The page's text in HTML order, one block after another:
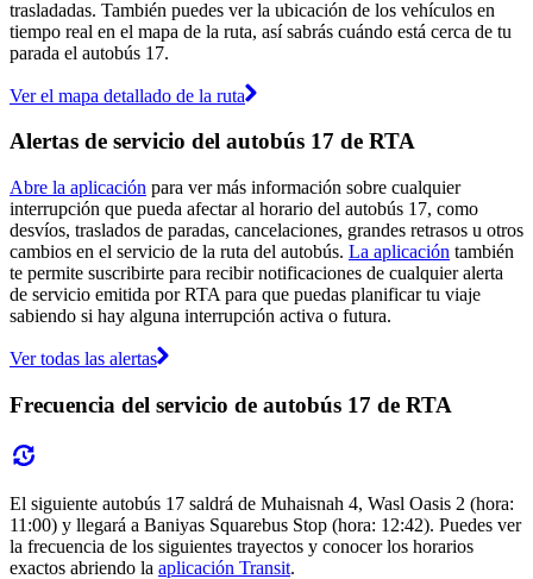
trasladadas. También puedes ver la ubicación de los vehículos en
tiempo real en el mapa de la ruta, así sabrás cuándo está cerca de tu
parada el autobús 17.
Ver el mapa detallado de la ruta
Alertas de servicio del autobús 17 de RTA
Abre la aplicación para ver más información sobre cualquier
interrupción que pueda afectar al horario del autobús 17, como
desvíos, traslados de paradas, cancelaciones, grandes retrasos u otros
cambios en el servicio de la ruta del autobús. La aplicación también
te permite suscribirte para recibir notificaciones de cualquier alerta
de servicio emitida por RTA para que puedas planificar tu viaje
sabiendo si hay alguna interrupción activa o futura.
Ver todas las alertas
Frecuencia del servicio de autobús 17 de RTA
El siguiente autobús 17 saldrá de Muhaisnah 4, Wasl Oasis 2 (hora:
11:00) y llegará a Baniyas Squarebus Stop (hora: 12:42). Puedes ver
la frecuencia de los siguientes trayectos y conocer los horarios
exactos abriendo la aplicación Transit.